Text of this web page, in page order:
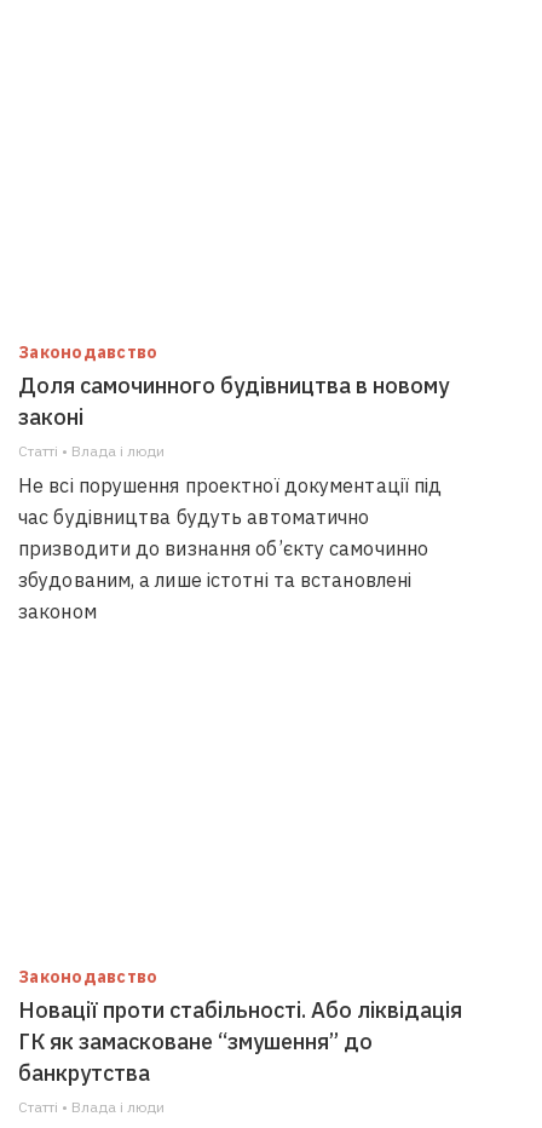
Законодавство
Доля самочинного будівництва в новому
законі
Статті • Влада i люди
Не всі порушення проектної документації під
час будівництва будуть автоматично
призводити до визнання об’єкту самочинно
збудованим, а лише істотні та встановлені
законом
Законодавство
Новації проти стабільності. Або ліквідація
ГК як замасковане “змушення” до
банкрутства
Статті • Влада i люди